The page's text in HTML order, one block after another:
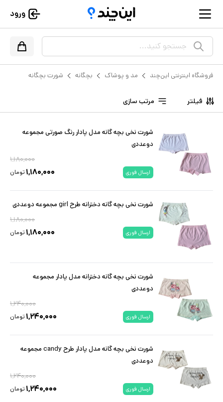
ورود
جستجو کنید...
فروشگاه اینترنتی این‌چند مد و پوشاک بچگانه شورت بچگانه
فیلتر مرتب سازی
شورت نخی بچه گانه مدل پادار رنگ صورتی مجموعه
دوعددی
۱,۱۸۰,۰۰۰
ارسال فوری ۱,۱۸۰,۰۰۰ تومان
شورت نخی بچه گانه دخترانه طرح girl مجموعه دوعددی
۱,۱۸۰,۰۰۰
ارسال فوری ۱,۱۸۰,۰۰۰ تومان
شورت نخی بچه گانه دخترانه مدل پادار مجموعه
دوعددی
۱,۲۴۰,۰۰۰
ارسال فوری ۱,۲۴۰,۰۰۰ تومان
شورت نخی بچه گانه مدل پادار طرح candy مجموعه
دوعددی
۱,۲۴۰,۰۰۰
ارسال فوری ۱,۲۴۰,۰۰۰ تومان